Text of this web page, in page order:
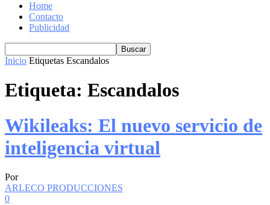
Home
Contacto
Publicidad
Inicio Etiquetas Escandalos
Etiqueta: Escandalos
Wikileaks: El nuevo servicio de
inteligencia virtual
Por
ARLECO PRODUCCIONES
0